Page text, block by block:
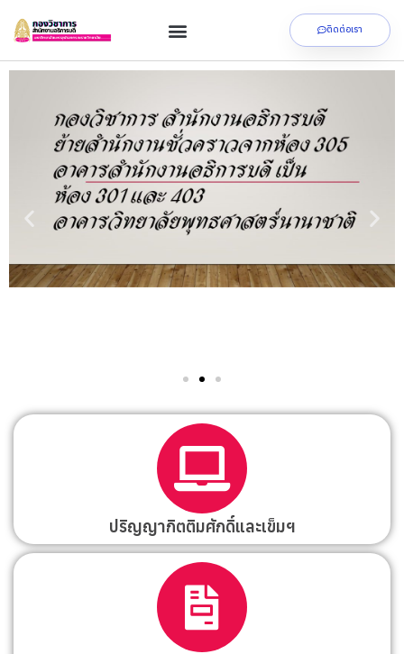
ติดต่อเรา
ปริญญากิตติมศักดิ์และเข็มฯ